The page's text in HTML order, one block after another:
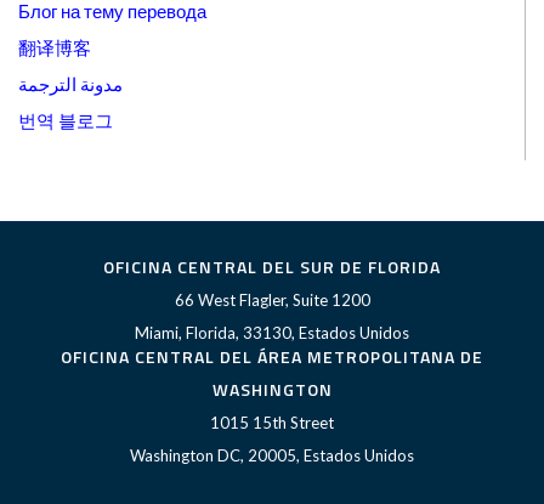
Блог на тему перевода
翻译博客
مدونة الترجمة
번역 블로그
OFICINA CENTRAL DEL SUR DE FLORIDA
66 West Flagler, Suite 1200
Miami, Florida, 33130, Estados Unidos
OFICINA CENTRAL DEL ÁREA METROPOLITANA DE
WASHINGTON
1015 15th Street
Washington DC, 20005, Estados Unidos